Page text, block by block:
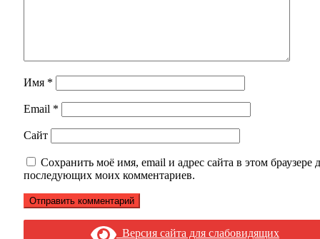
Имя *
Email *
Сайт
Сохранить моё имя, email и адрес сайта в этом браузере
последующих моих комментариев.
Версия сайта для слабовидящих